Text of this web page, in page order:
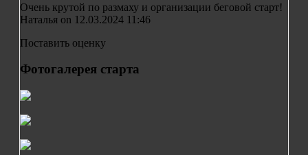
Очень крутой по размаху и организации беговой старт!
Наталья on 12.03.2024 11:46
Поставить оценку
Фотогалерея старта